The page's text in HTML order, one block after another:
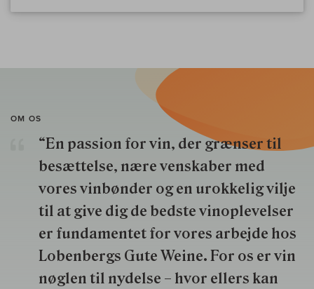
OM OS
“En passion for vin, der grænser til
besættelse, nære venskaber med
vores vinbønder og en urokkelig vilje
til at give dig de bedste vinoplevelser
er fundamentet for vores arbejde hos
Lobenbergs Gute Weine. For os er vin
nøglen til nydelse – hvor ellers kan